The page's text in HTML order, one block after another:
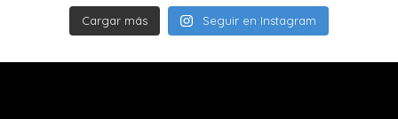
Cargar más Seguir en Instagram